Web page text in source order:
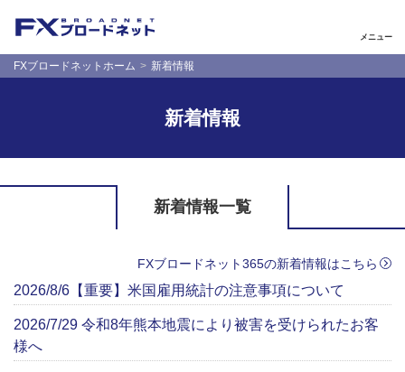
メニュー
FXブロードネットホーム 新着情報
新着情報
新着情報一覧
FXブロードネット365の新着情報はこちら
2026/8/6【重要】米国雇用統計の注意事項について
2026/7/29 令和8年熊本地震により被害を受けられたお客
様へ